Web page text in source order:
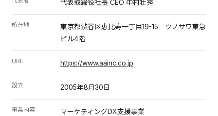
代表取締役社長 CEO 中村壮秀
所在地
東京都渋谷区恵比寿一丁目19-15 ウノサワ東急
ビル4階
URL https://www.aainc.co.jp
設立 2005年8月30日
事業内容 マーケティングDX支援事業